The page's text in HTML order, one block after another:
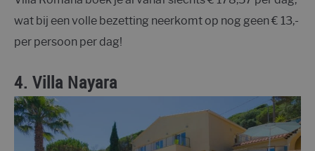
wat bij een volle bezetting neerkomt op nog geen € 13,-
per persoon per dag!
4. Villa Nayara